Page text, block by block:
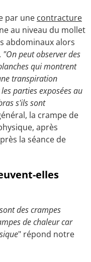
par une contracture
au niveau du mollet
abdominaux alors
"On peut observer des
qui montrent
transpiration
les parties exposées au
s'ils sont
la crampe de
après
la séance de
elles
des crampes
de chaleur car
" répond notre